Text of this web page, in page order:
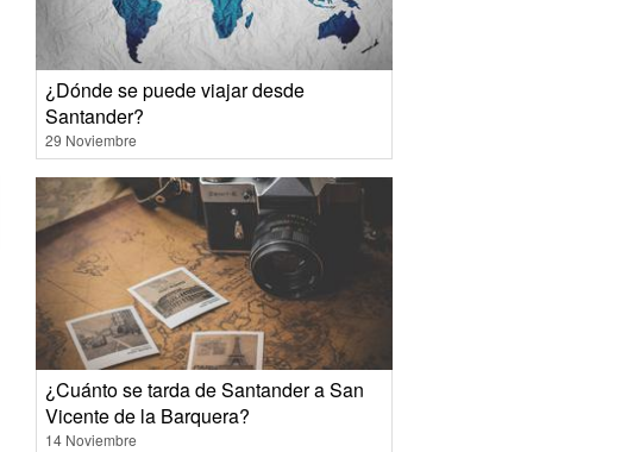
¿Dónde se puede viajar desde
Santander?
29 Noviembre
¿Cuánto se tarda de Santander a San
Vicente de la Barquera?
14 Noviembre